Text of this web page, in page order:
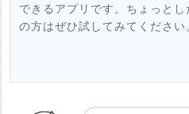
できるアプリです。ちょっと
の方はぜひ試してみてください